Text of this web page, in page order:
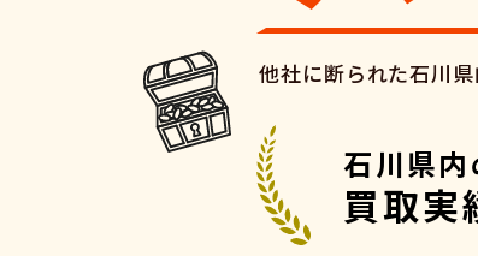
他社に断られた石川
石川県内
買取実